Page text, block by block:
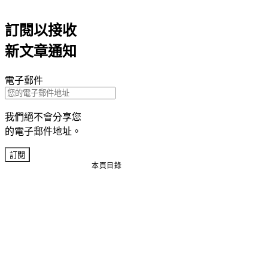
本頁目錄
訂閱以接收
新文章通知
電子郵件
我們絕不會分享您
的電子郵件地址。
訂閱